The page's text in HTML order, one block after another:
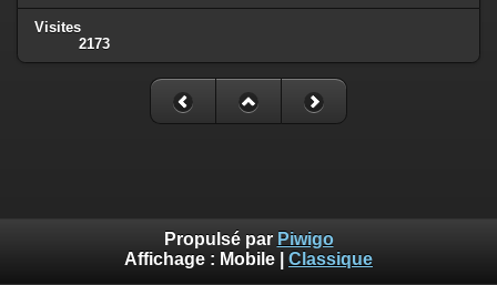
Visites
2173
Propulsé par Piwigo
Affichage : Mobile Classique